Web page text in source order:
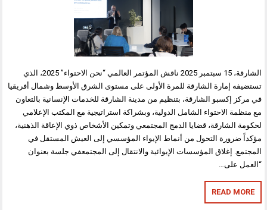
الشارقة، 15 سبتمبر 2025 ناقش المؤتمر العالمي “نحن الاحتواء” 2025، الذي
تستضيفه إمارة الشارقة للمرة الأولى على مستوى الشرق الأوسط وشمال أفريقيا
في مركز إكسبو الشارقة، بتنظيم من مدينة الشارقة للخدمات الإنسانية بالتعاون
مع منظمة الاحتواء الشامل الدولية، وبشراكة استراتيجية مع المكتب الإعلامي
لحكومة الشارقة، قضايا الدمج المجتمعي وتمكين الأشخاص ذوي الإعاقة الذهنية،
مؤكداً ضرورة التحول من أنماط الإيواء المؤسسي إلى العيش المستقل في
المجتمع. إغلاق المؤسسات الإيوائية والانتقال إلى المجتمعفي جلسة بعنوان
“العمل على…
READ MORE